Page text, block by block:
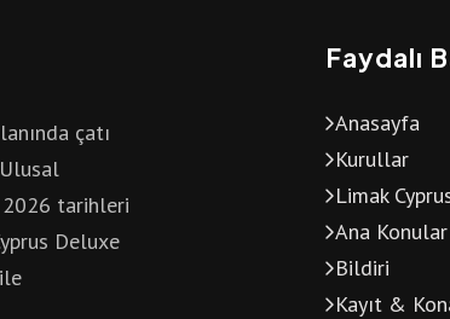
çatı
2026 tarihleri
Deluxe
Faydalı
Anasayfa
Kurullar
Limak
Ana Konular
Bildiri
Kayıt &